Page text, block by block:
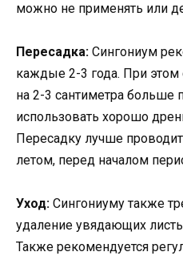
можно не применять или
Пересадка: Сингониум
каждые 2-3 года. При
на 2-3 сантиметра больше
использовать хорошо
Пересадку лучше
летом, перед началом
Уход: Сингониуму также
удаление увядающих
Также рекомендуется